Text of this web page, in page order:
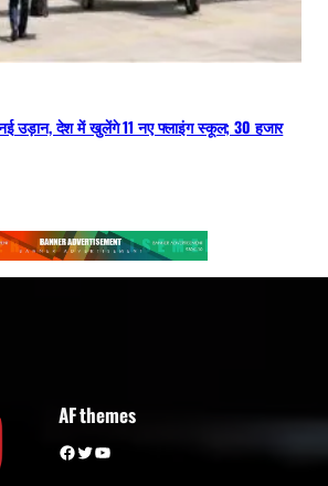
उड़ान, देश में खुलेंगे 11 नए फ्लाइंग स्कूल; 30 हजार
AF themes
Facebook Twitter YouTube